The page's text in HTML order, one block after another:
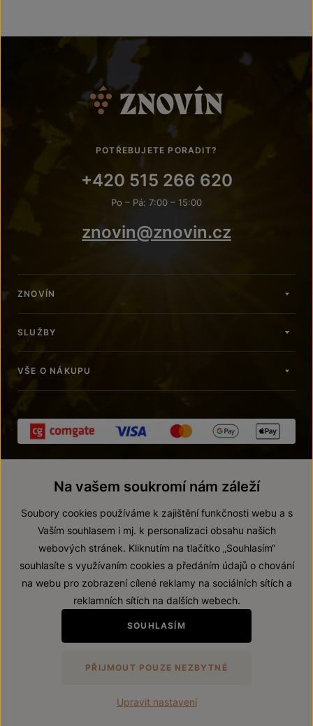
POTŘEBUJETE PORADIT?
+420 515 266 620
Po – Pá: 7:00 – 15:00
znovin@znovin.cz
ZNOVÍN
SLUŽBY
VŠE O NÁKUPU
© 2026 ZNOVÍN ZNOJMO, a. s.
Prohlášení o přístupnosti
Zákaz prodeje alkoholických nápojů osobám mladším 18 let.
VytvořilwebProgress
Na vašem soukromí nám záleží
Soubory cookies používáme k zajištění funkčnosti webu a s
Vaším souhlasem i mj. k personalizaci obsahu našich
webových stránek. Kliknutím na tlačítko „Souhlasím“
souhlasíte s využívaním cookies a předáním údajů o chování
na webu pro zobrazení cílené reklamy na sociálních sítích a
reklamních sítích na dalších webech.
SOUHLASÍM
PŘIJMOUT POUZE NEZBYTNÉ
Upravit nastavení